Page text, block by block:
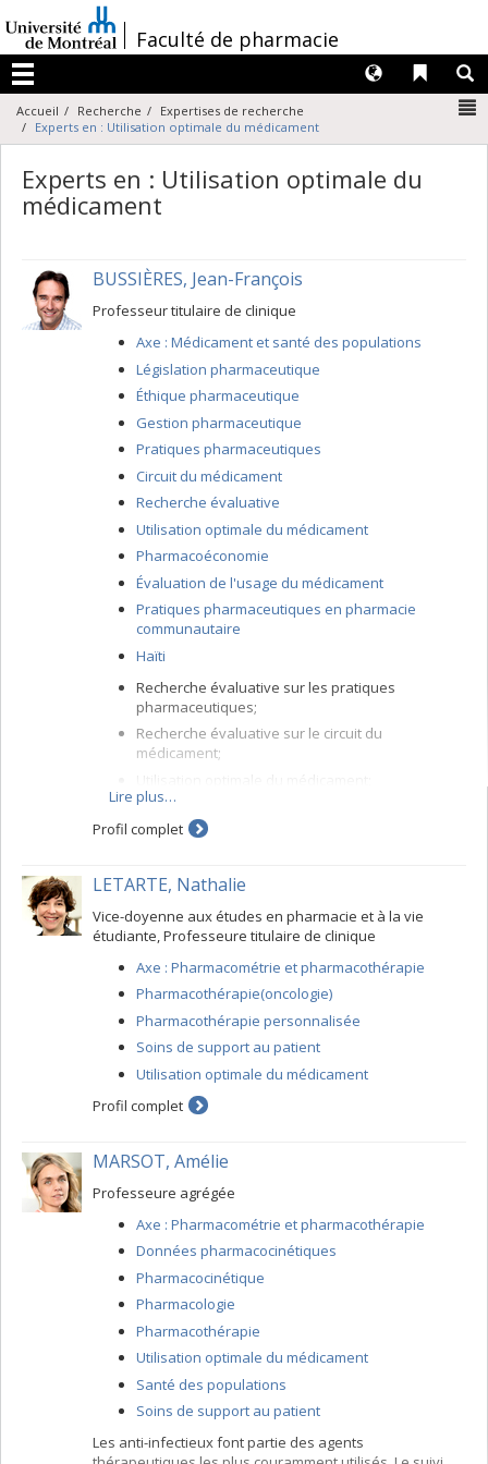
au
contenu
/Faculté de pharmacie
Menu
Liens
Langues
Accueil Recherche
Expertises de recherche
Experts en : Utilisation optimale du médicament
Experts en : Utilisation optimale du
médicament
BUSSIÈRES, Jean-François
Professeur titulaire de clinique
Axe : Médicament et santé des populations
Législation pharmaceutique
Éthique pharmaceutique
Gestion pharmaceutique
Pratiques pharmaceutiques
Circuit du médicament
Recherche évaluative
Utilisation optimale du médicament
Pharmacoéconomie
Évaluation de l'usage du médicament
Pratiques pharmaceutiques en pharmacie
communautaire
Haïti
Recherche évaluative sur les pratiques
pharmaceutiques;
Recherche évaluative sur le circuit du
médicament;
Pharmacoéconomie des médicaments;
Enseignement de la législation et de la gestion
Lire plus…
Profil complet
LETARTE, Nathalie
Vice-doyenne aux études en pharmacie et à la vie
étudiante, Professeure titulaire de clinique
Axe : Pharmacométrie et pharmacothérapie
Pharmacothérapie(oncologie)
Pharmacothérapie personnalisée
Soins de support au patient
Utilisation optimale du médicament
Profil complet
MARSOT, Amélie
Professeure agrégée
Axe : Pharmacométrie et pharmacothérapie
Données pharmacocinétiques
Pharmacocinétique
Pharmacologie
Pharmacothérapie
Utilisation optimale du médicament
Santé des populations
Soins de support au patient
Les anti-infectieux font partie des agents